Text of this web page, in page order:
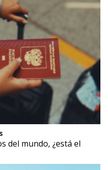
del mundo, ¿está el